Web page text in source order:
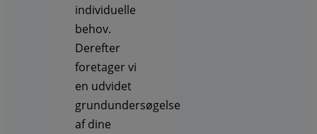
individuelle
behov.
Derefter
foretager vi
en udvidet
grundundersøgelse
af dine